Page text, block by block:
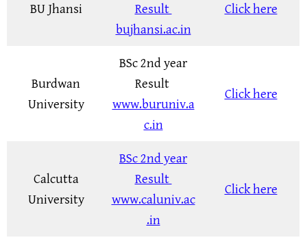
BU Jhansi
Result
bujhansi.ac.in
Click here
Burdwan
University
BSc 2nd year
Result
www.buruniv.a
c.in
Click here
Calcutta
University
BSc 2nd year
Result
www.caluniv.ac
.in
Click here